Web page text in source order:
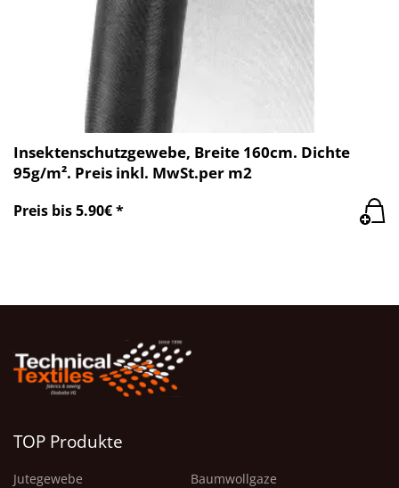
Insektenschutzgewebe, Breite 160cm. Dichte
95g/m². Preis inkl. MwSt.per m2
Preis bis 5.90€ *
TOP Produkte
Jutegewebe
Baumwollgaze